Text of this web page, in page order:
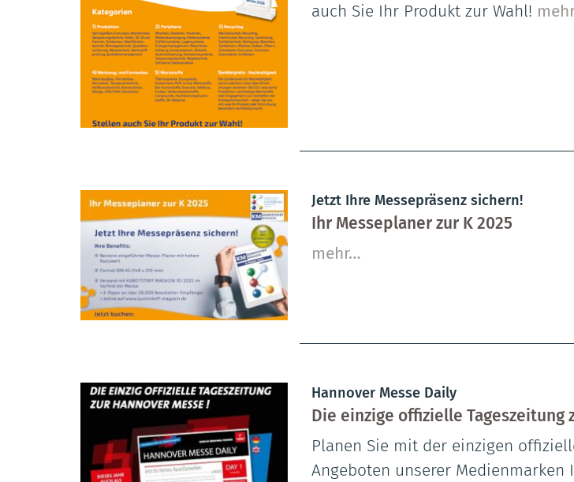
auch Sie Ihr Produkt zur Wahl!
Jetzt Ihre Messepräsenz sichern!
Ihr Messeplaner zur K 2025
mehr…
Hannover Messe Daily
Die einzige offizielle Tageszeitung
Planen Sie mit der einzigen
Angeboten unserer